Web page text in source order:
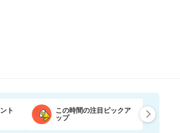
ト
この時間の注目ピックア
ップ